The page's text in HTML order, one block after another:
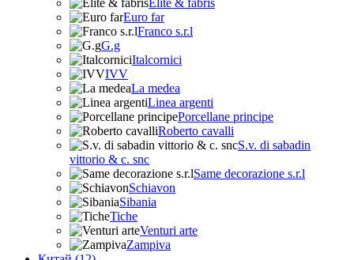
Elite & fabris
Euro far
Franco s.r.l
G.g
Italcornici
IVV
La medea
Linea argenti
Porcellane principe
Roberto cavalli
S.v. di sabadin
vittorio & c. snc
Same decorazione s.r.l
Schiavon
Sibania
Tiche
Venturi arte
Zampiva